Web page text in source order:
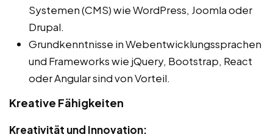
Systemen (CMS) wie WordPress, Joomla oder
Drupal.
Grundkenntnisse in Webentwicklungssprachen
und Frameworks wie jQuery, Bootstrap, React
oder Angular sind von Vorteil.
Kreative Fähigkeiten
Kreativität und Innovation: